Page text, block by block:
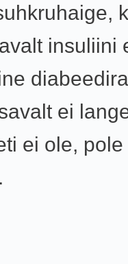
insuliini
ei
ei ole, pole